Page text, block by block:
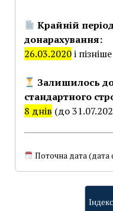
Крайній
донарахування:
26.03.2020і пізніше
Залишилось
стандартного
8 днів (до
Поточна дата (дата